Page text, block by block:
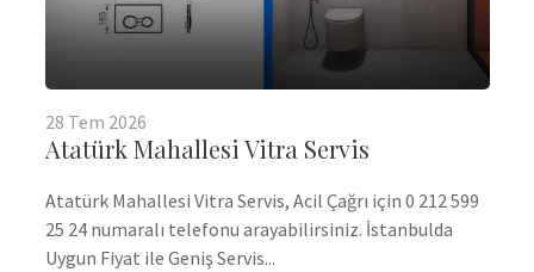
28 Tem 2026
Atatürk Mahallesi Vitra Servis
Atatürk Mahallesi Vitra Servis, Acil Çağrı için 0 212 599
25 24 numaralı telefonu arayabilirsiniz. İstanbulda
Uygun Fiyat ile Geniş Servis...